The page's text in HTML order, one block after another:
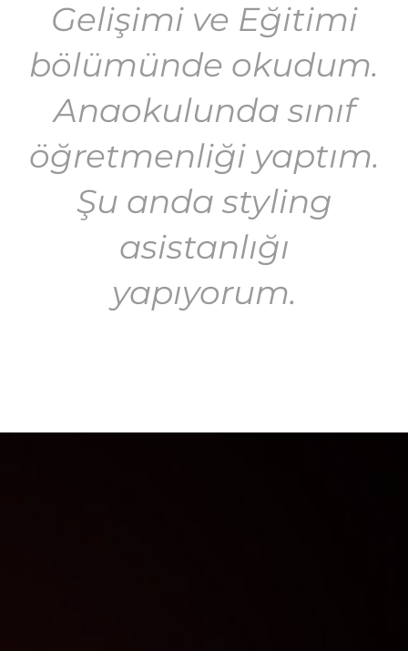
Gelişimi ve Eğitimi
bölümünde okudum.
Anaokulunda sınıf
öğretmenliği yaptım.
Şu anda styling
asistanlığı
yapıyorum.